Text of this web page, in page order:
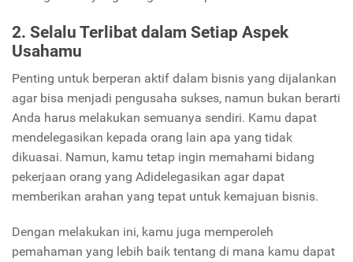
2. Selalu Terlibat dalam Setiap Aspek
Usahamu
Penting untuk berperan aktif dalam bisnis yang dijalankan
agar bisa menjadi pengusaha sukses, namun bukan berarti
Anda harus melakukan semuanya sendiri. Kamu dapat
mendelegasikan kepada orang lain apa yang tidak
dikuasai. Namun, kamu tetap ingin memahami bidang
pekerjaan orang yang Adidelegasikan agar dapat
memberikan arahan yang tepat untuk kemajuan bisnis.
Dengan melakukan ini, kamu juga memperoleh
pemahaman yang lebih baik tentang di mana kamu dapat